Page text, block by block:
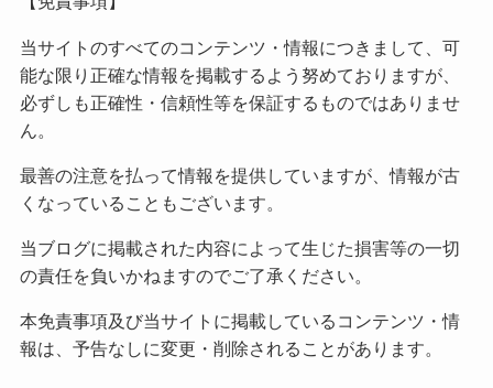
当サイトのすべてのコンテンツ・情報につきまして、可
能な限り正確な情報を掲載するよう努めておりますが、
必ずしも正確性・信頼性等を保証するものではありませ
ん。
最善の注意を払って情報を提供していますが、情報が古
くなっていることもございます。
当ブログに掲載された内容によって生じた損害等の一切
の責任を負いかねますのでご了承ください。
本免責事項及び当サイトに掲載しているコンテンツ・情
報は、予告なしに変更・削除されることがあります。